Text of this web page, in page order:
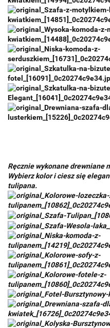
Ręcznie wykonane drewniane
Wybierz kolor i ciesz się
tulipana.